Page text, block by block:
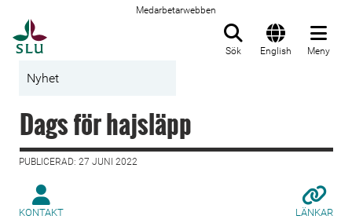
Medarbetarwebben
Sök English Meny
Nyhet
Dags för hajsläpp
PUBLICERAD: 27 JUNI 2022
KONTAKT LÄNKAR